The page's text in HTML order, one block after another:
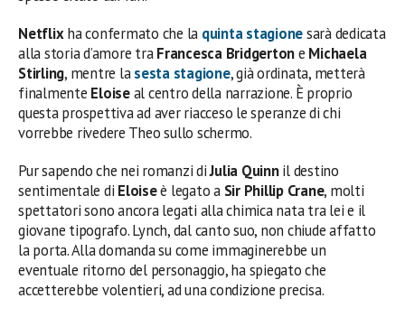
Netflixha confermato che la quinta stagionesarà dedicata
alla storia d’amore traFrancesca Bridgertone Michaela
Stirling, mentre la sesta stagione, già ordinata, metterà
finalmente Eloiseal centro della narrazione. È proprio
questa prospettiva ad aver riacceso le speranze di chi
vorrebbe rivedere Theo sullo schermo.
Pur sapendo che nei romanzi diJulia Quinnil destino
sentimentale di Eloiseè legato a Sir Phillip Crane, molti
spettatori sono ancora legati alla chimica nata tra lei e il
giovane tipografo. Lynch, dal canto suo, non chiude affatto
la porta. Alla domanda su come immaginerebbe un
eventuale ritorno del personaggio, ha spiegato che
accetterebbe volentieri, ad una condizione precisa.